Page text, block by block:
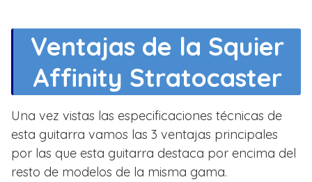
Ventajas de la Squier
Affinity Stratocaster
Una vez vistas las especificaciones técnicas de
esta guitarra vamos las 3 ventajas principales
por las que esta guitarra destaca por encima del
resto de modelos de la misma gama.